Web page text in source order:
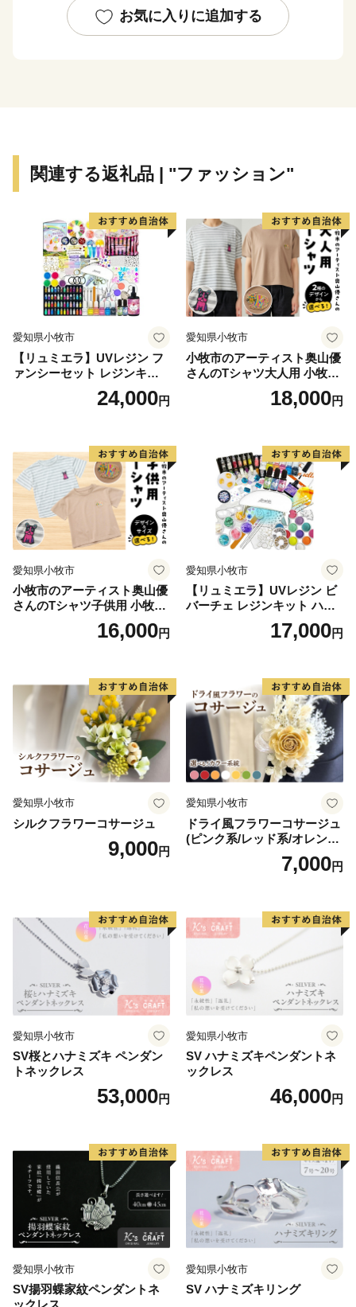
がたくさんあります。お気に入りに追加する
関連する返礼品 | "ファッション"
愛知県小牧市
【リュミエラ】UVレジン フ
ァンシーセット レジンキッ
ト ハンドメイド レジンクラ
フト アクセサリーキット 手
24,000円
愛知県小牧市
小牧市のアーティスト奥山優
さんのTシャツ大人用 小牧市
18,000円
愛知県小牧市
小牧市のアーティスト奥山優
さんのTシャツ子供用 小牧市
16,000円
愛知県小牧市
【リュミエラ】UVレジン ビ
バーチェ レジンキット ハン
ドメイド レジンクラフト ア
クセサリーキット 手作り セ
17,000円
愛知県小牧市
シルクフラワーコサージュ
9,000円
愛知県小牧市
ドライ風フラワーコサージュ
(ピンク系/レッド系/オレンジ
系/ホワイト系/イエロー系/グ
リーン系/ブルー系）7,000円
愛知県小牧市
SV桜とハナミズキ ペンダン
トネックレス
53,000円
愛知県小牧市
SV ハナミズキペンダントネ
ックレス
46,000円
愛知県小牧市
SV揚羽蝶家紋ペンダントネ
ックレス
愛知県小牧市
SV ハナミズキリング